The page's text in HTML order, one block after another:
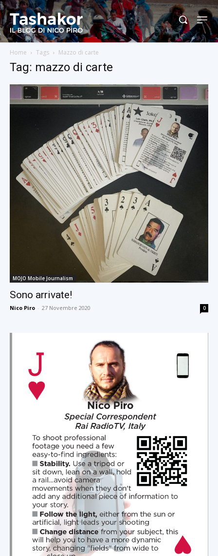
Home Tags Mazzo di carte
Tag: mazzo di carte
MOJO Mobile Journalism
Sono arrivate!
Nico Piro - 27 Novembre 2020 0